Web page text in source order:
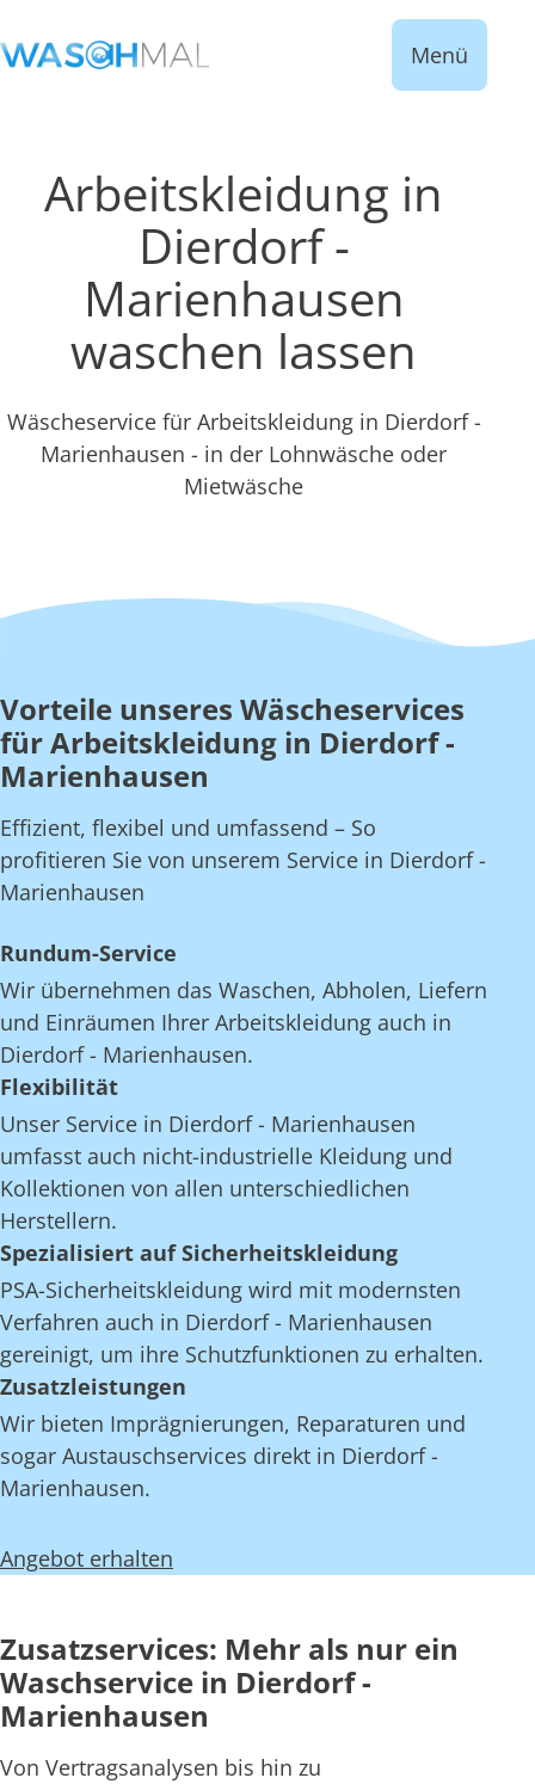
Menü
Arbeitskleidung in
Dierdorf -
Marienhausen
waschen lassen
Wäscheservice für Arbeitskleidung in Dierdorf -
Marienhausen - in der Lohnwäsche oder
Mietwäsche
Vorteile unseres Wäscheservices
für Arbeitskleidung in Dierdorf -
Marienhausen
Effizient, flexibel und umfassend – So
profitieren Sie von unserem Service in Dierdorf -
Marienhausen
Rundum-Service
Wir übernehmen das Waschen, Abholen, Liefern
und Einräumen Ihrer Arbeitskleidung auch in
Dierdorf - Marienhausen.
Flexibilität
Unser Service in Dierdorf - Marienhausen
umfasst auch nicht-industrielle Kleidung und
Kollektionen von allen unterschiedlichen
Herstellern.
Spezialisiert auf Sicherheitskleidung
PSA-Sicherheitskleidung wird mit modernsten
Verfahren auch in Dierdorf - Marienhausen
gereinigt, um ihre Schutzfunktionen zu erhalten.
Zusatzleistungen
Wir bieten Imprägnierungen, Reparaturen und
sogar Austauschservices direkt in Dierdorf -
Marienhausen.
Angebot erhalten
Zusatzservices: Mehr als nur ein
Waschservice in Dierdorf -
Marienhausen
Von Vertragsanalysen bis hin zu